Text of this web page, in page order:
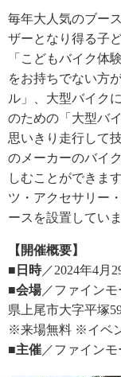
毎年大人気のブー
ザーとなり得る子
「こどもバイク体
をお持ちでない方
ル」、大型バイク
のための「大型バ
思いきり走行して
のメーカーのバイ
しむことができま
ツ・アクセサリー
ースを設置していま
【開催概要】
■日時／2024年4月
■会場／ファインモ
県上尾市大字平塚
※来場無料 ※イベ
■主催 ／ファイン